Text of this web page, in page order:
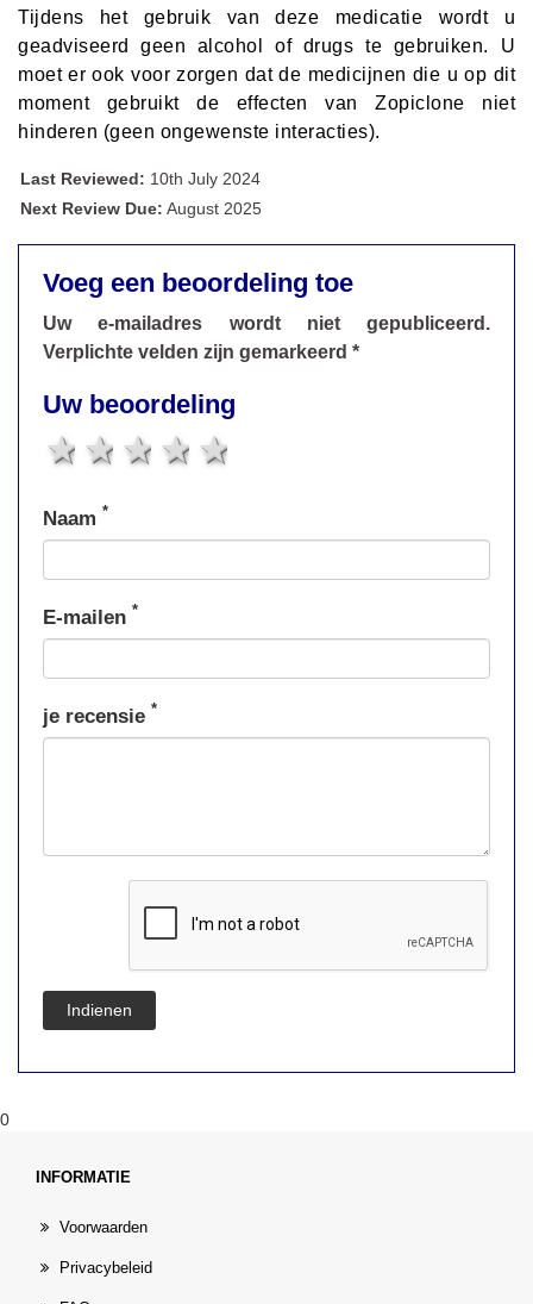
Tijdens het gebruik van deze medicatie wordt u
geadviseerd geen alcohol of drugs te gebruiken. U
moet er ook voor zorgen dat de medicijnen die u op dit
moment gebruikt de effecten van Zopiclone niet
hinderen (geen ongewenste interacties).
Last Reviewed: 10th July 2024
Next Review Due: August 2025
Voeg een beoordeling toe
Uw e-mailadres wordt niet gepubliceerd.
Verplichte velden zijn gemarkeerd *
Uw beoordeling
4 stars
3 stars
2 stars
1 star
Naam *
E-mailen *
je recensie *
Indienen
0
INFORMATIE
Voorwaarden
Privacybeleid